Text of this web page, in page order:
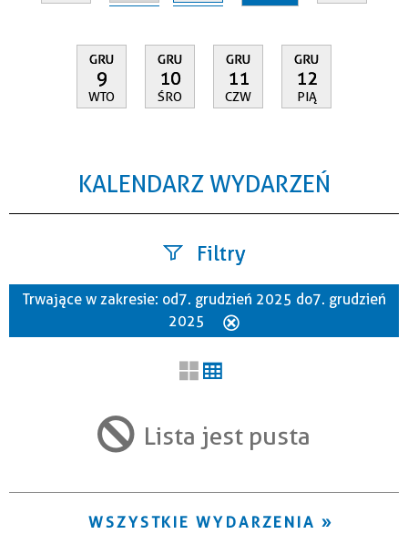
GRU
9
WTO
GRU
10
ŚRO
GRU
11
CZW
GRU
12
PIĄ
KALENDARZ WYDARZEŃ
Filtry
Szukana fraza
Trwające w zakresie
Trwające w zakresie: od 7. grudzień 2025 do 7. grudzień
2025
Lista jest pusta
WSZYSTKIE WYDARZENIA